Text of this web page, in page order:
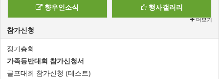
향우인소식 행사갤러리
참가신청
정기총회
가족등반대회 참가신청서
골프대회 참가신청 (테스트)
더보기